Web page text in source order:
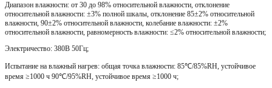
Диапазон влажности: от 30 до 98% относительной влажности, отклонение
относительной влажности: ±3% полной шкалы, отклонение 85±2% относительной
влажности, 90±2% относительной влажности, колебание влажности: ±2%
относительной влажности, равномерность влажности: ≤2% относительной влажности;
Электричество: 380В 50Гц;
Испытание на влажный нагрев: общая точка влажности: 85℃/85%RH, устойчивое
время ≥1000 ч 90℃/95%RH, устойчивое время ≥1000 ч;